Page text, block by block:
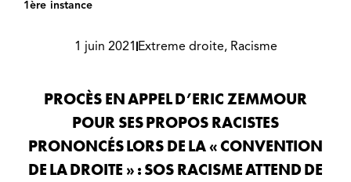
1ère instance
1 juin 2021 Extreme droite, Racisme
PROCÈS EN APPEL D’ERIC ZEMMOUR
POUR SES PROPOS RACISTES
PRONONCÉS LORS DE LA « CONVENTION
DE LA DROITE » : SOS RACISME ATTEND DE